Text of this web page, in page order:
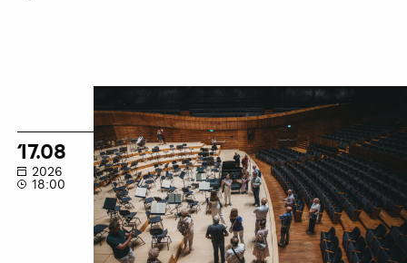
zwiedzanie
zakamarków
NOSPR
17.08
2026
18:00